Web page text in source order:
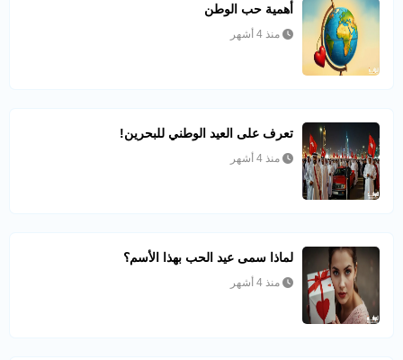
أهمية حب الوطن
منذ 4 أشهر
تعرف على العيد الوطني للبحرين!
منذ 4 أشهر
لماذا سمى عيد الحب بهذا الأسم؟
منذ 4 أشهر